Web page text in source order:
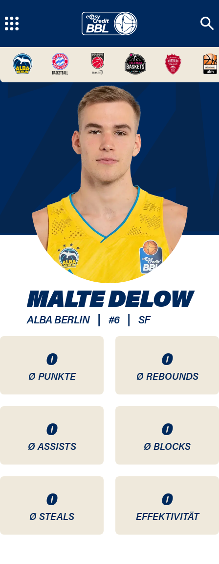
0
Ø PUNKTE
0
Ø REBOUNDS
0
Ø ASSISTS
0
Ø BLOCKS
0
Ø STEALS
0
EFFEKTIVITÄT
MALTE DELOW
ALBA BERLIN | #6 | SF